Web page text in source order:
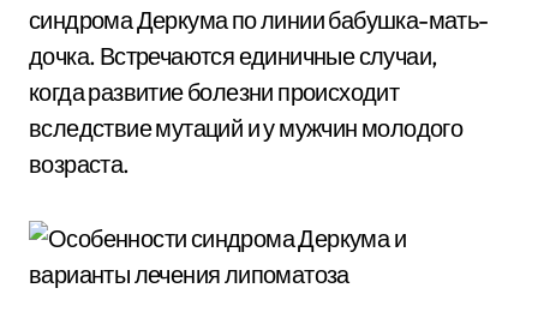
синдрома Деркума по линии бабушка-мать-
дочка. Встречаются единичные случаи,
когда развитие болезни происходит
вследствие мутаций и у мужчин молодого
возраста.